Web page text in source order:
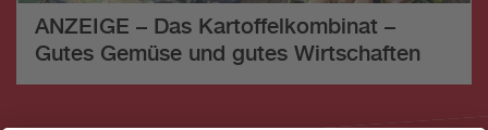
ANZEIGE – Das Kartoffelkombinat –
Gutes Gemüse und gutes Wirtschaften